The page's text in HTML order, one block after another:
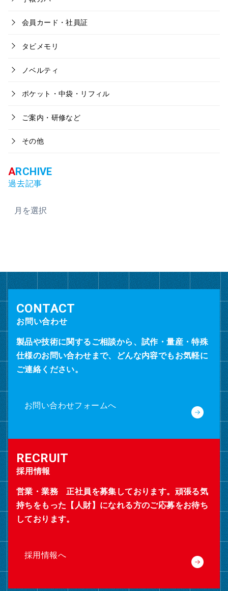
会員カード・社員証
タビメモリ
ノベルティ
ポケット・中袋・リフィル
ご案内・研修など
その他
過去記事
ー
お問い合わせ
製品や技術に関するご相談から、試作・量産・特殊
仕様のお問い合わせまで、どんな内容でもお気軽に
ご連絡ください。
お問い合わせフォームへ
採用情報
営業・業務 正社員を募集しております。頑張る気
持ちをもった【人財】になれる方のご応募をお待ち
しております。
採用情報へ